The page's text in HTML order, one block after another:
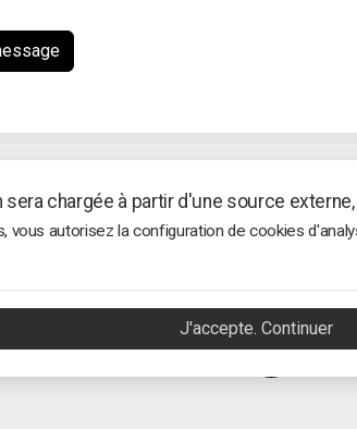
sera chargée à partir d'une source
vous autorisez la configuration de cookies
J'accepte. Continuer